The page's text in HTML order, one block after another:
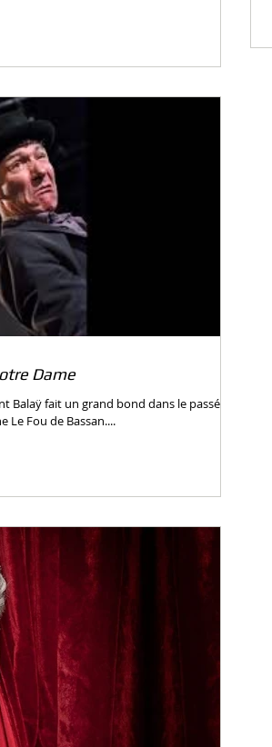
Dame
fait un grand bond dans le passé en
Le Fou de Bassan....